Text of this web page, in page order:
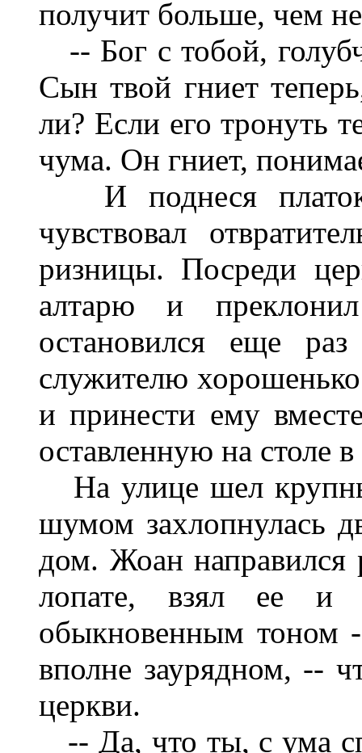
получит больше, чем
-- Бог с тобой,
Сын твой гниет
ли? Если его тронуть
чума. Он гниет,
И поднеся
чувствовал
ризницы. Посреди
алтарю и
остановился еще
служителю хорошенько
и принести ему
оставленную на столе
На улице шел
шумом захлопнулась
дом. Жоан
лопате, взял ее и
обыкновенным тоном
вполне заурядном, --
церкви.
-- Да, что ты, с ума